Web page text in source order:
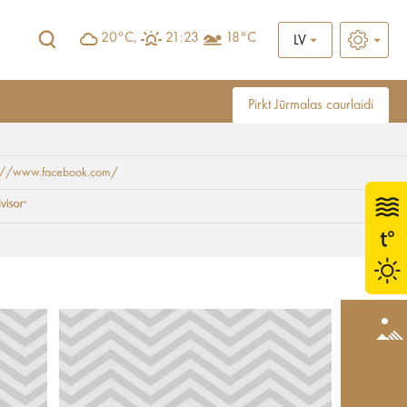
20°C, 21:23 18°C LV
Pirkt Jūrmalas caurlaidi
www.facebook.com/